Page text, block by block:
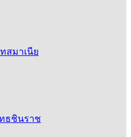
สมาเนีย
ธชินราช